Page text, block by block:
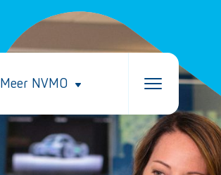
Meer NVMO